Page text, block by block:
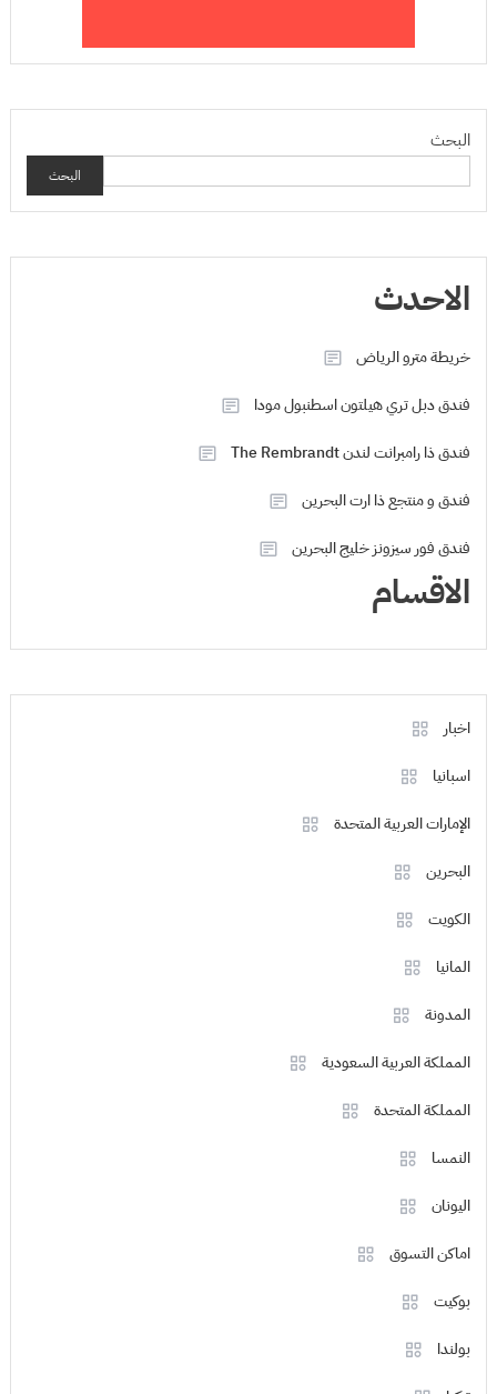
البحث
البحث
الاحدث
خريطة مترو الرياض
فندق دبل تري هيلتون اسطنبول مودا
فندق ذا رامبرانت لندن The Rembrandt
فندق و منتجع ذا ارت البحرين
فندق فور سيزونز خليج البحرين
الاقسام
اخبار
اسبانيا
الإمارات العربية المتحدة
البحرين
الكويت
المانيا
المدونة
المملكة العربية السعودية
المملكة المتحدة
النمسا
اليونان
اماكن التسوق
بوكيت
بولندا